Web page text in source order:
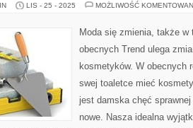
LIS - 25 - 2025 MOŻLIWOŚĆ
Moda się zmienia, także
obecnych Trend ulega
kosmetyków. W obecnych
swej toaletce mieć
jest damska chęć
nowe. Nasza idealna